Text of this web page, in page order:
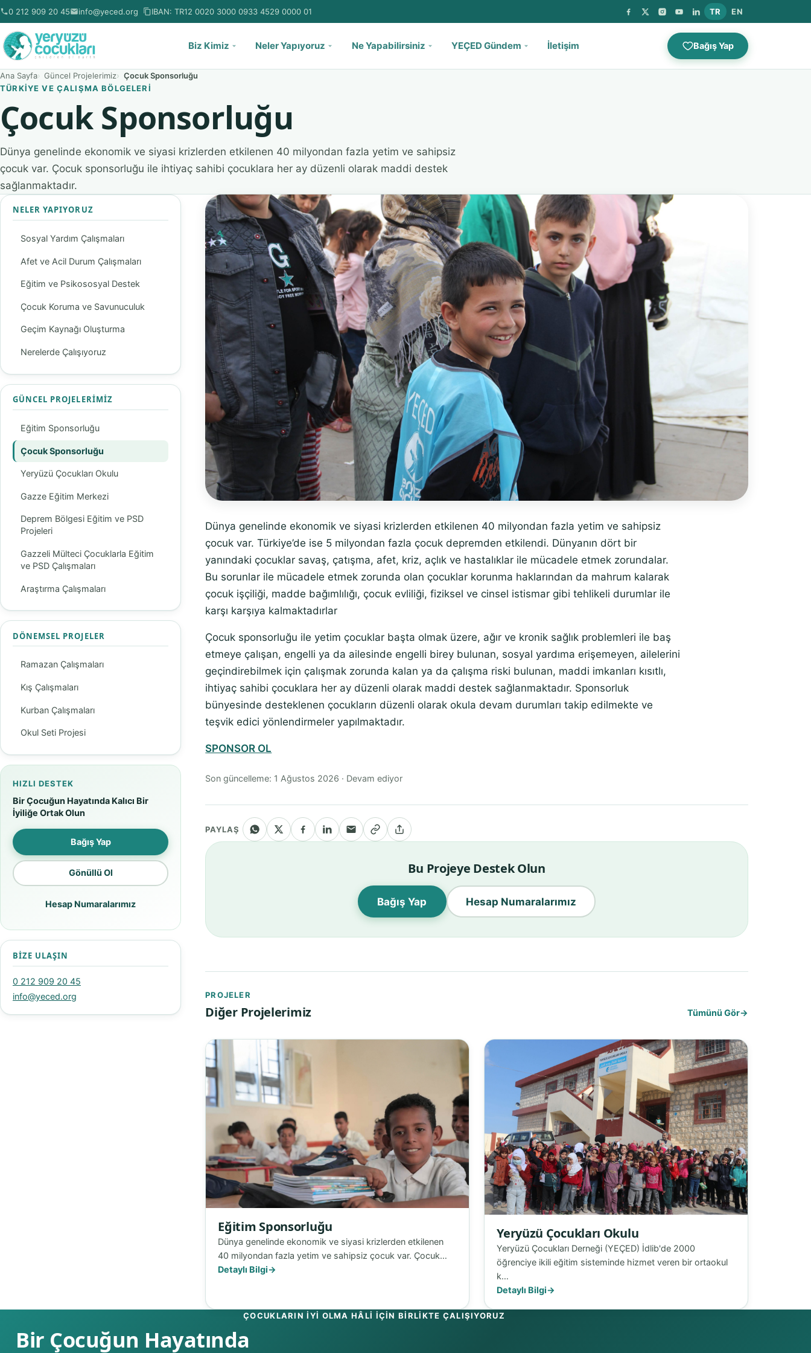
0 212 909 20 45 info@yeced.org IBAN: TR12 0020 3000 0933 4529 0000 01 TR EN
Biz Kimiz Neler Yapıyoruz Ne Yapabilirsiniz YEÇED Gündem İletişim Bağış Yap
Ana Sayfa Güncel Projelerimiz
Çocuk Sponsorluğu
TÜRKIYE VE ÇALIŞMA BÖLGELERI
Çocuk Sponsorluğu
Dünya genelinde ekonomik ve siyasi krizlerden etkilenen 40 milyondan fazla yetim ve sahipsiz
çocuk var. Çocuk sponsorluğu ile ihtiyaç sahibi çocuklara her ay düzenli olarak maddi destek
sağlanmaktadır.
Dünya genelinde ekonomik ve siyasi krizlerden etkilenen 40 milyondan fazla yetim ve sahipsiz
çocuk var. Türkiye’de ise 5 milyondan fazla çocuk depremden etkilendi. Dünyanın dört bir
yanındaki çocuklar savaş, çatışma, afet, kriz, açlık ve hastalıklar ile mücadele etmek zorundalar.
Bu sorunlar ile mücadele etmek zorunda olan çocuklar korunma haklarından da mahrum kalarak
çocuk işçiliği, madde bağımlılığı, çocuk evliliği, fiziksel ve cinsel istismar gibi tehlikeli durumlar ile
karşı karşıya kalmaktadırlar
Çocuk sponsorluğu ile yetim çocuklar başta olmak üzere, ağır ve kronik sağlık problemleri ile baş
etmeye çalışan, engelli ya da ailesinde engelli birey bulunan, sosyal yardıma erişemeyen, ailelerini
geçindirebilmek için çalışmak zorunda kalan ya da çalışma riski bulunan, maddi imkanları kısıtlı,
ihtiyaç sahibi çocuklara her ay düzenli olarak maddi destek sağlanmaktadır. Sponsorluk
bünyesinde desteklenen çocukların düzenli olarak okula devam durumları takip edilmekte ve
teşvik edici yönlendirmeler yapılmaktadır.
SPONSOR OL
Son güncelleme: 1 Ağustos 2026 · Devam ediyor
PAYLAŞ
Bu Projeye Destek Olun
Bağış Yap Hesap Numaralarımız
PROJELER
Diğer Projelerimiz Tümünü Gör
Eğitim Sponsorluğu
Dünya genelinde ekonomik ve siyasi krizlerden etkilenen
40 milyondan fazla yetim ve sahipsiz çocuk var. Çocuk…
Detaylı Bilgi
Yeryüzü Çocukları Okulu
Yeryüzü Çocukları Derneği (YEÇED) İdlib'de 2000
öğrenciye ikili eğitim sisteminde hizmet veren bir ortaokul
k…
Detaylı Bilgi
NELER YAPIYORUZ
Sosyal Yardım Çalışmaları
Afet ve Acil Durum Çalışmaları
Eğitim ve Psikososyal Destek
Çocuk Koruma ve Savunuculuk
Geçim Kaynağı Oluşturma
Nerelerde Çalışıyoruz
GÜNCEL PROJELERIMIZ
Eğitim Sponsorluğu
Çocuk Sponsorluğu
Yeryüzü Çocukları Okulu
Gazze Eğitim Merkezi
Deprem Bölgesi Eğitim ve PSD
Projeleri
Gazzeli Mülteci Çocuklarla Eğitim
ve PSD Çalışmaları
Araştırma Çalışmaları
DÖNEMSEL PROJELER
Ramazan Çalışmaları
Kış Çalışmaları
Kurban Çalışmaları
Okul Seti Projesi
HIZLI DESTEK
Bir Çocuğun Hayatında Kalıcı Bir
İyiliğe Ortak Olun
Bağış Yap
Gönüllü Ol
Hesap Numaralarımız
BIZE ULAŞIN
0 212 909 20 45
info@yeced.org
ÇOCUKLARIN IYI OLMA HÂLI IÇIN BIRLIKTE ÇALIŞIYORUZ
Bir Çocuğun Hayatında